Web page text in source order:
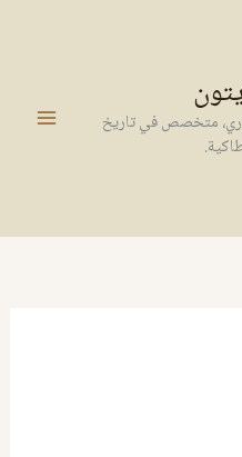
متخصص في تاريخ